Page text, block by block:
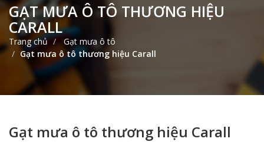
GẠT MƯA Ô TÔ THƯƠNG HIỆU
CARALL
Trang chủ
Gạt mưa ô tô
Gạt mưa ô tô thương hiệu Carall
Gạt mưa ô tô thương hiệu Carall